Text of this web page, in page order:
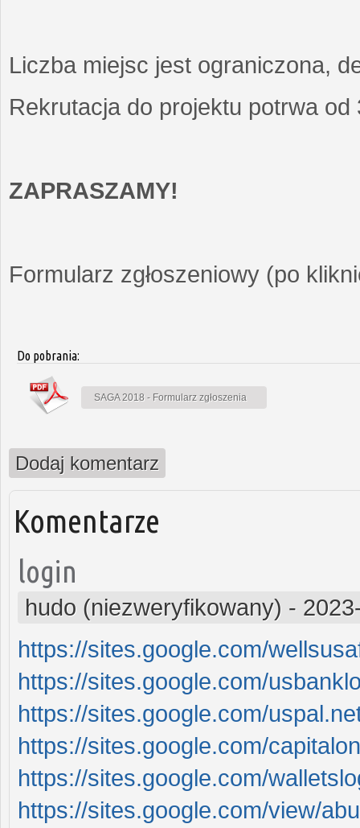
Liczba miejsc jest ograniczona,
Rekrutacja do projektu potrwa
ZAPRASZAMY!
Formularz zgłoszeniowy (po
Do pobrania:
SAGA 2018 - Formularz zgłoszenia
Dodaj komentarz
Komentarze
login
hudo (niezweryfikowany) -
https://sites.google.com/
https://sites.google.com/
https://sites.google.com/
https://sites.google.com/
https://sites.google.com/
https://sites.google.com/view/